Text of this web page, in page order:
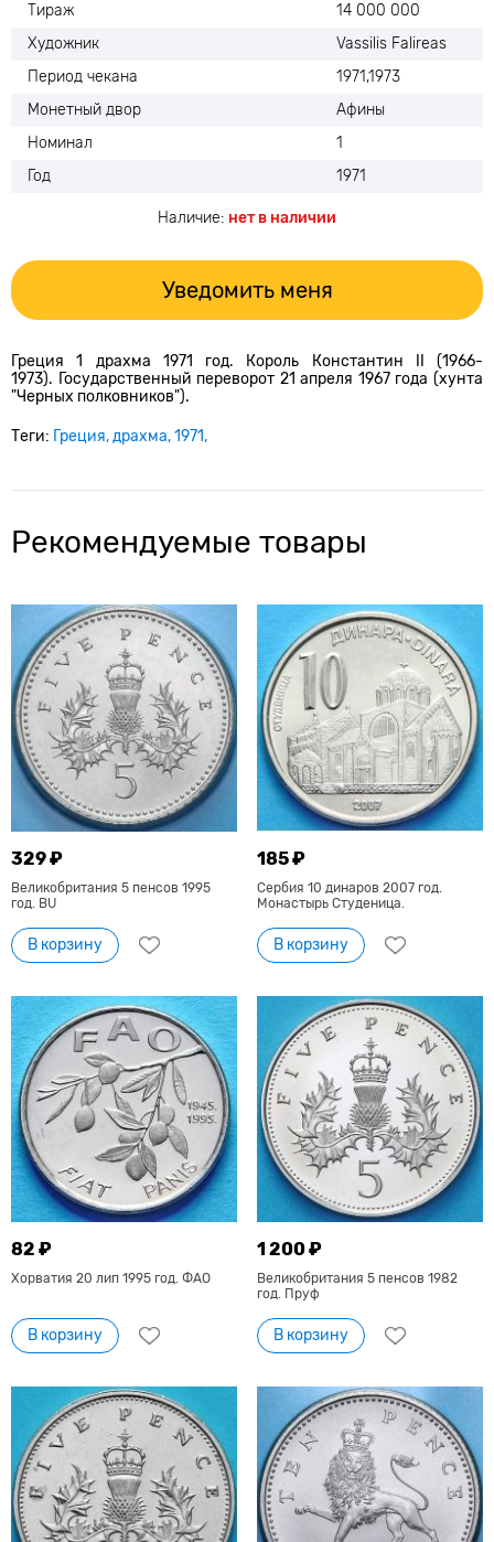
Тираж
14 000 000
Художник
Vassilis Falireas
Период чекана
1971,1973
Монетный двор
Афины
Номинал
1
Год
1971
Наличие: нет в наличии
Уведомить меня
Греция 1 драхма 1971 год. Король Константин II (1966-
1973). Государственный переворот 21 апреля 1967 года (хунта
"Черных полковников").
Теги: Греция драхма 1971
Рекомендуемые товары
329 ₽
Великобритания 5 пенсов 1995
год. BU
В корзину
185 ₽
Сербия 10 динаров 2007 год.
Монастырь Студеница.
В корзину
82 ₽
Хорватия 20 лип 1995 год. ФАО
В корзину
1 200 ₽
Великобритания 5 пенсов 1982
год. Пруф
В корзину